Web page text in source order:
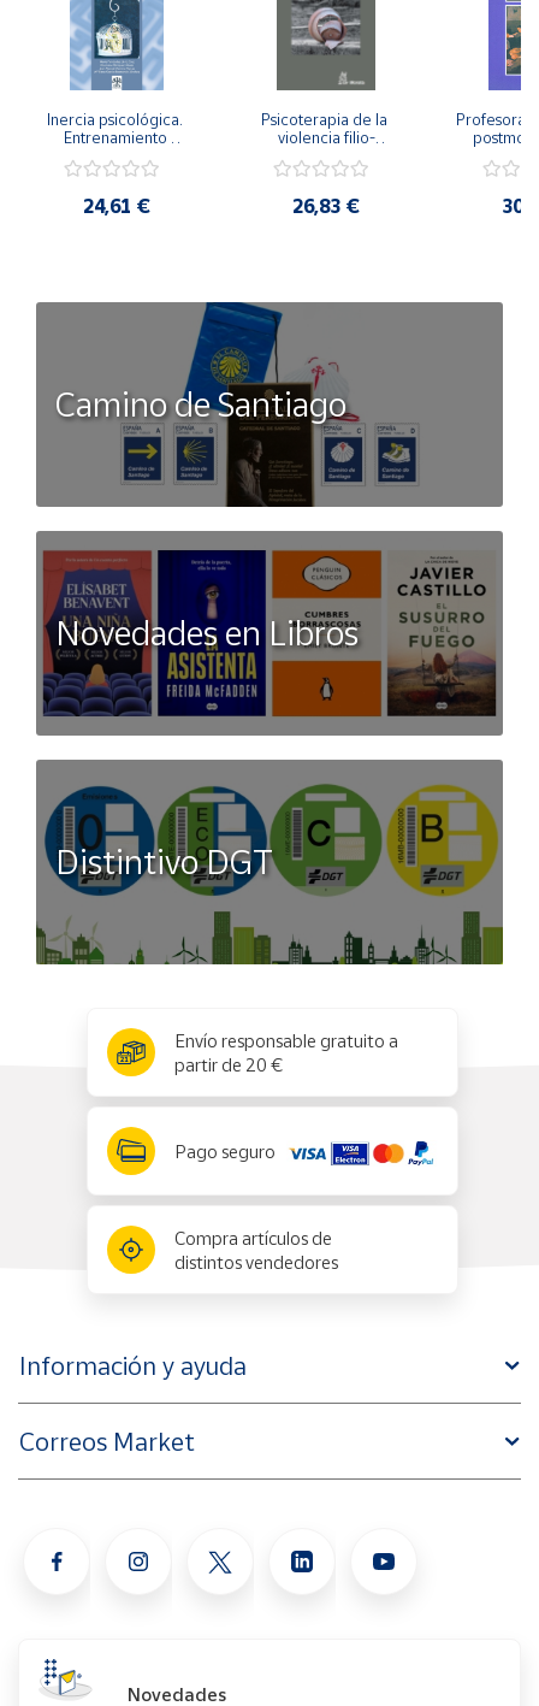
Inercia psicológica.
Entrenamiento
Igualdad de Género.
24,61 €
Psicoterapia de la
violencia filio-
secreto y la
26,83 €
Camino de Santiago
Novedades en Libros
Distintivo DGT
Envío responsable gratuito a
partir de 20 €
Pago seguro
Compra artículos de
distintos vendedores
Información y ayuda
Correos Market
Novedades